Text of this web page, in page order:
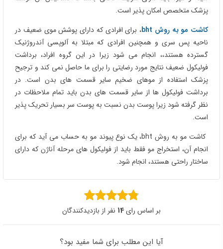
پزشک متخصص امکان پذیر است.
کاشت مو به روش bht
، برای افرادی که دارای پوشش موی ضعیف در
ناحیه پس سری و همچنین افرادی که مبتلا به آلوپسی آندروژنیک
گسترده هستند،، انجام می شود زیرا در این گروه افراد، برداشت
فولیکول ضعیف نتایج مورد رضایتی را برای ما حاصل نمی کند و ترجیح
پزشک استفاده از موهای ضخیم سایر قسمت های بدن است. در
برداشت فولیکول ها از سایر قسمت های بدن باید تمام ملاحظات در
نظر گرفته شود زیرا پوست بدن نسبت به پوست سر بسیار تحریک پذیر
است.
کاشت مو به روش bht، یک نوع پیوند مو به حساب می آید که برای
انجام آن، استخراج مو فقط باید از فولیکول های مرحله آناژن که دارای
ساختار راحتی هستند، انجام شود.
بر اساس رای14 نفر از بازدیدکنندگان
آیا این مطلب برای شما مفید بود؟